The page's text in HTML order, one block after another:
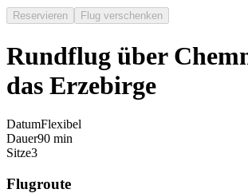
Reservieren Flug verschenken
Rundflug über
das Erzebirge
DatumFlexibel
Dauer90 min
Sitze3
Flugroute